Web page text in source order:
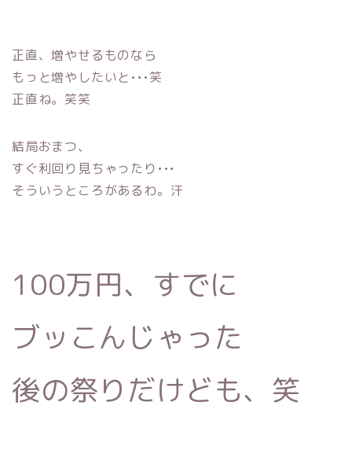
正直、増やせるものなら
もっと増やしたいと•••笑
正直ね。笑笑
結局おまつ、
すぐ利回り見ちゃったり•••
そういうところがあるわ。汗
100万円、すでに
ブッこんじゃった
後の祭りだけども、笑